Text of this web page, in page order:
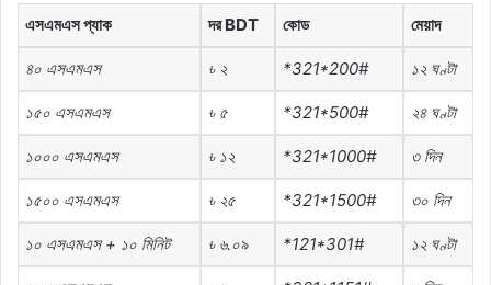
এসএমএস প্যাক দর BDT কোড মেয়াদ
৪০ এসএমএস ৳ ২ *321*200# ১২ ঘণ্টা
১৫০ এসএমএস ৳ ৫ *321*500# ২৪ ঘণ্টা
১০০০ এসএমএস ৳ ১২ *321*1000# ৩ দিন
১৫০০ এসএমএস ৳ ২৫ *321*1500# ৩০ দিন
১০ এসএমএস + ১০ মিনিট ৳ ৬.০৯ *121*301# ১২ ঘণ্টা